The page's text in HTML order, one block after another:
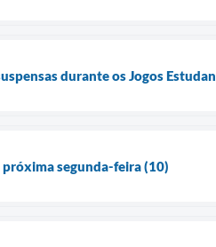
durante os Jogos
próxima segunda-feira (10)